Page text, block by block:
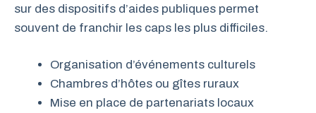
sur des dispositifs d’aides publiques permet
souvent de franchir les caps les plus difficiles.
Organisation d’événements culturels
Chambres d’hôtes ou gîtes ruraux
Mise en place de partenariats locaux